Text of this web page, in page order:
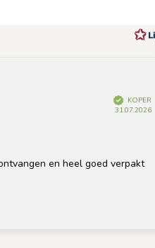
KOPER
31.07.2026
en heel goed verpakt